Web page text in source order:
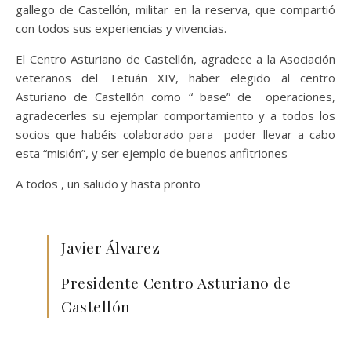
gallego de Castellón, militar en la reserva, que compartió
con todos sus experiencias y vivencias.
El Centro Asturiano de Castellón, agradece a la Asociación
veteranos del Tetuán XIV, haber elegido al centro
Asturiano de Castellón como “ base” de operaciones,
agradecerles su ejemplar comportamiento y a todos los
socios que habéis colaborado para poder llevar a cabo
esta “misión”, y ser ejemplo de buenos anfitriones
A todos , un saludo y hasta pronto
Javier Álvarez
Presidente Centro Asturiano de
Castellón